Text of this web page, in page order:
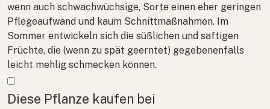
wenn auch schwachwüchsige, Sorte einen eher geringen
Pflegeaufwand und kaum Schnittmaßnahmen. Im
Sommer entwickeln sich die süßlichen und saftigen
Früchte, die (wenn zu spät geerntet) gegebenenfalls
leicht mehlig schmecken können.
Mehr anzeigen
Diese Pflanze kaufen bei